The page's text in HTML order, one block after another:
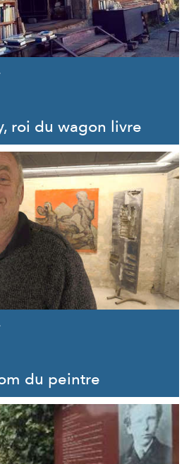
roi du wagon livre
du peintre